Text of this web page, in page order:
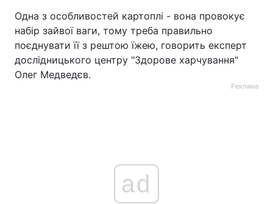
Одна з особливостей картоплі - вона провокує
набір зайвої ваги, тому треба правильно
поєднувати її з рештою їжею, говорить експерт
дослідницького центру "Здорове харчування"
Олег Медведєв.
ad